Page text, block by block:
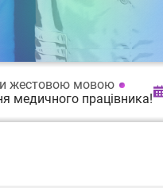
жестовою мовою
медичного працівника!